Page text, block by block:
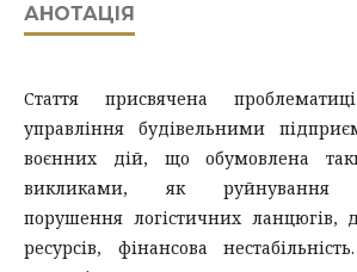
АНОТАЦІЯ
Стаття присвячена
управління будівельними
воєнних дій, що обумовлена
викликами, як руйнування
порушення логістичних ланцюгів,
ресурсів, фінансова